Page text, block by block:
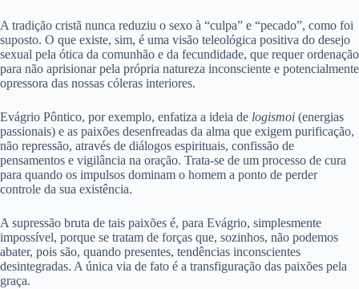
A tradição cristã nunca reduziu o sexo à “culpa” e “pecado”, como foi
suposto. O que existe, sim, é uma visão teleológica positiva do desejo
sexual pela ótica da comunhão e da fecundidade, que requer ordenação
para não aprisionar pela própria natureza inconsciente e potencialmente
opressora das nossas cóleras interiores.
Evágrio Pôntico, por exemplo, enfatiza a ideia de logismoi (energias
passionais) e as paixões desenfreadas da alma que exigem purificação,
não repressão, através de diálogos espirituais, confissão de
pensamentos e vigilância na oração. Trata-se de um processo de cura
para quando os impulsos dominam o homem a ponto de perder
controle da sua existência.
A supressão bruta de tais paixões é, para Evágrio, simplesmente
impossível, porque se tratam de forças que, sozinhos, não podemos
abater, pois são, quando presentes, tendências inconscientes
desintegradas. A única via de fato é a transfiguração das paixões pela
graça.